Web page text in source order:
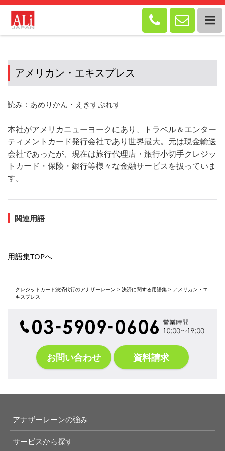
 
アメリカン・エキスプレス
読み：あめりかん・えきすぷれす
本社がアメリカニューヨークにあり、トラベル＆エンター
ティメントカード発行会社であり世界最大。元は現金輸送
会社であったが、現在は旅行代理店・旅行小切手クレジッ
トカード・保険・銀行等様々な金融サービスを扱っていま
す。
関連用語
用語集TOPへ
クレジットカード決済代行のアナザーレーン > 決済に関する用語集 > アメリカン・エ
キスプレス
お問い合わせ 資料請求
アナザーレーンの強み
サービスから探す